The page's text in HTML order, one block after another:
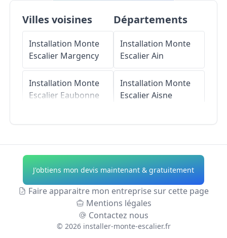
Villes voisines
Installation Monte
Escalier Margency
Installation Monte
Escalier Eaubonne
Installation Monte
Montmorency
Installation Monte
EscalierMontlignon
Installation Monte
Escalier
Départements
Installation Monte
EscalierAin
Installation Monte
EscalierAisne
Installation Monte
EscalierAlpes-de-
Haute-Provence
Installation Monte
EscalierHautes-
J'obtiens mon devis maintenant & gratuitement
Faire apparaitre mon entreprise sur cette page
Mentions légales
Contactez nous
© 2026 installer-monte-escalier.fr